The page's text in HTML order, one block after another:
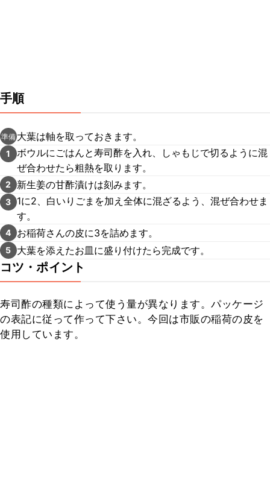
手順
準備 大葉は軸を取っておきます。
1
ボウルにごはんと寿司酢を入れ、しゃもじで切るように混
ぜ合わせたら粗熱を取ります。
2 新生姜の甘酢漬けは刻みます。
3
1に2、白いりごまを加え全体に混ざるよう、混ぜ合わせま
す。
4 お稲荷さんの皮に3を詰めます。
5 大葉を添えたお皿に盛り付けたら完成です。
コツ・ポイント
寿司酢の種類によって使う量が異なります。パッケージ
の表記に従って作って下さい。今回は市販の稲荷の皮を
使用しています。